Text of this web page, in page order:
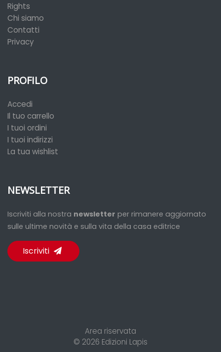
Rights
Chi siamo
Contatti
Privacy
PROFILO
Accedi
Il tuo carrello
I tuoi ordini
I tuoi indirizzi
La tua wishlist
NEWSLETTER
Iscriviti alla nostra newsletter per rimanere aggiornato
sulle ultime novità e sulla vita della casa editrice
Iscriviti
Area riservata
© 2026 Edizioni Lapis